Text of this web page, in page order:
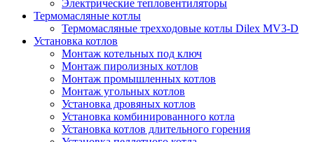
Электрические тепловентиляторы
Термомасляные котлы
Термомасляные трехходовые котлы Dilex MV3-D
Установка котлов
Монтаж котельных под ключ
Монтаж пиролизных котлов
Монтаж промышленных котлов
Монтаж угольных котлов
Установка дровяных котлов
Установка комбинированного котла
Установка котлов длительного горения